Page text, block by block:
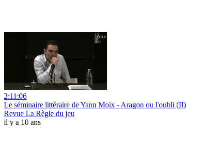
2:11:06
Le séminaire littéraire de Yann Moix - Aragon ou l'oubli (II)
Revue La Règle du jeu
il y a 10 ans